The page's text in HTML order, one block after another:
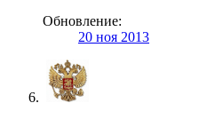
Обновление:
20 ноя 2013